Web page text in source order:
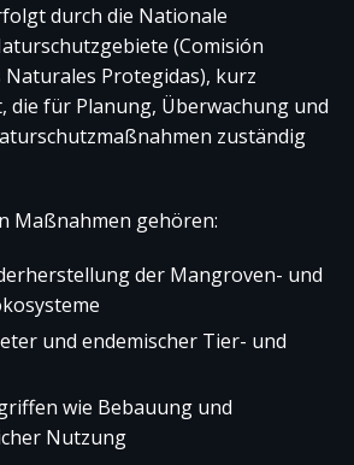
durch die Nationale
(Comisión
Naturales Protegidas), kurz
die für Planung, Überwachung und
zuständig
Maßnahmen gehören:
der Mangroven- und
und endemischer Tier- und
wie Bebauung und
Nutzung